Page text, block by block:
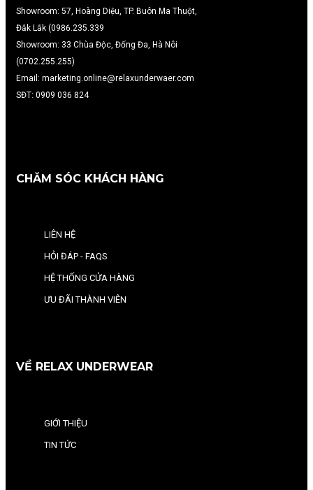
CHĂM SÓC KHÁCH HÀNG
LIÊN HỆ
HỎI ĐÁP - FAQS
HỆ THỐNG CỬA HÀNG
ƯU ĐÃI THÀNH VIÊN
VỀ RELAX UNDERWEAR
GIỚI THIỆU
TIN TỨC
Showroom: 57, Hoàng Diệu, TP. Buôn Ma Thuột,
Đắk Lắk (0986.235.339
Showroom: 33 Chùa Độc, Đống Đa, Hà Nôi
(0702.255.255)
Email: marketing.online@relaxunderwaer.com
SĐT: 0909 036 824